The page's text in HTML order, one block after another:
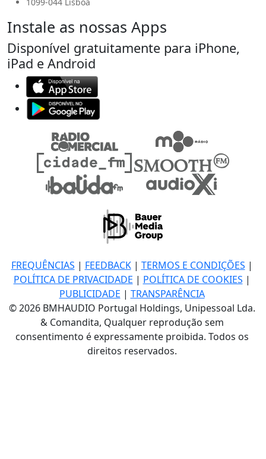
Instale as nossas Apps
Disponível gratuitamente para iPhone,
iPad e Android
FREQUÊNCIAS | FEEDBACK| TERMOS E CONDIÇÕES |
POLÍTICA DE PRIVACIDADE | POLÍTICA DE COOKIES |
PUBLICIDADE | TRANSPARÊNCIA
© 2026 BMHAUDIO Portugal Holdings, Unipessoal Lda.
& Comandita, Qualquer reprodução sem
consentimento é expressamente proibida. Todos os
direitos reservados.